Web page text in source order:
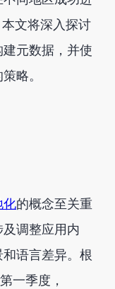
文将深入探讨
元数据，并使
略。
化的概念至关重
调整应用内
语言差异。根
一季度，